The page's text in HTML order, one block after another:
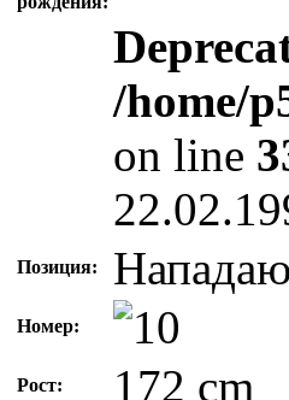
/home/
on line
Позиция:
Номер:
Рост: 172 cm